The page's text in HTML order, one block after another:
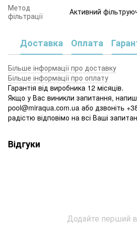
Метод
фільтрації
Активний
Доставка Оплата
Більше інформації про доставку
Більше інформації про оплату
Гарантія від виробника 12 місяців.
Якщо у Вас виникли запитання,
pool@miraqua.com.ua або дзвоніть
радістю відповімо на всі Ваші
Відгуки
Додайте перший